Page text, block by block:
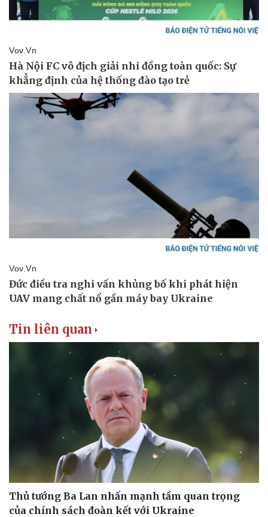
Thể thao
Bóng đá
Lịch thi đấu bóng đá
Thế giới thể thao
Ô tô - Xe máy
Ô tô
Tin liên quan
Thủ tướng Ba Lan nhấn mạnh tầm quan trọng
của chính sách đoàn kết với Ukraine